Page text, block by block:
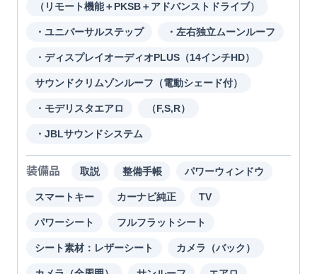
（リモート機能＋PKSB＋アドバンストドライブ）
・ユニバーサルステップ ・左右独立ムーンルーフ
・ディスプレイオーディオPLUS（14インチHD）
サウンドクリムゾンルーフ（電動シェード付）
・モデリスタエアロ （F,S,R）
・JBLサウンドシステム
装備品 取説 整備手帳 パワーウィンドウ
スマートキー カーナビ純正 TV
パワーシート フルフラットシート
シート素材：レザーシート カメラ（バック）